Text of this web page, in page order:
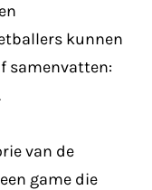
kunnen
samenvatten:
van de
game die